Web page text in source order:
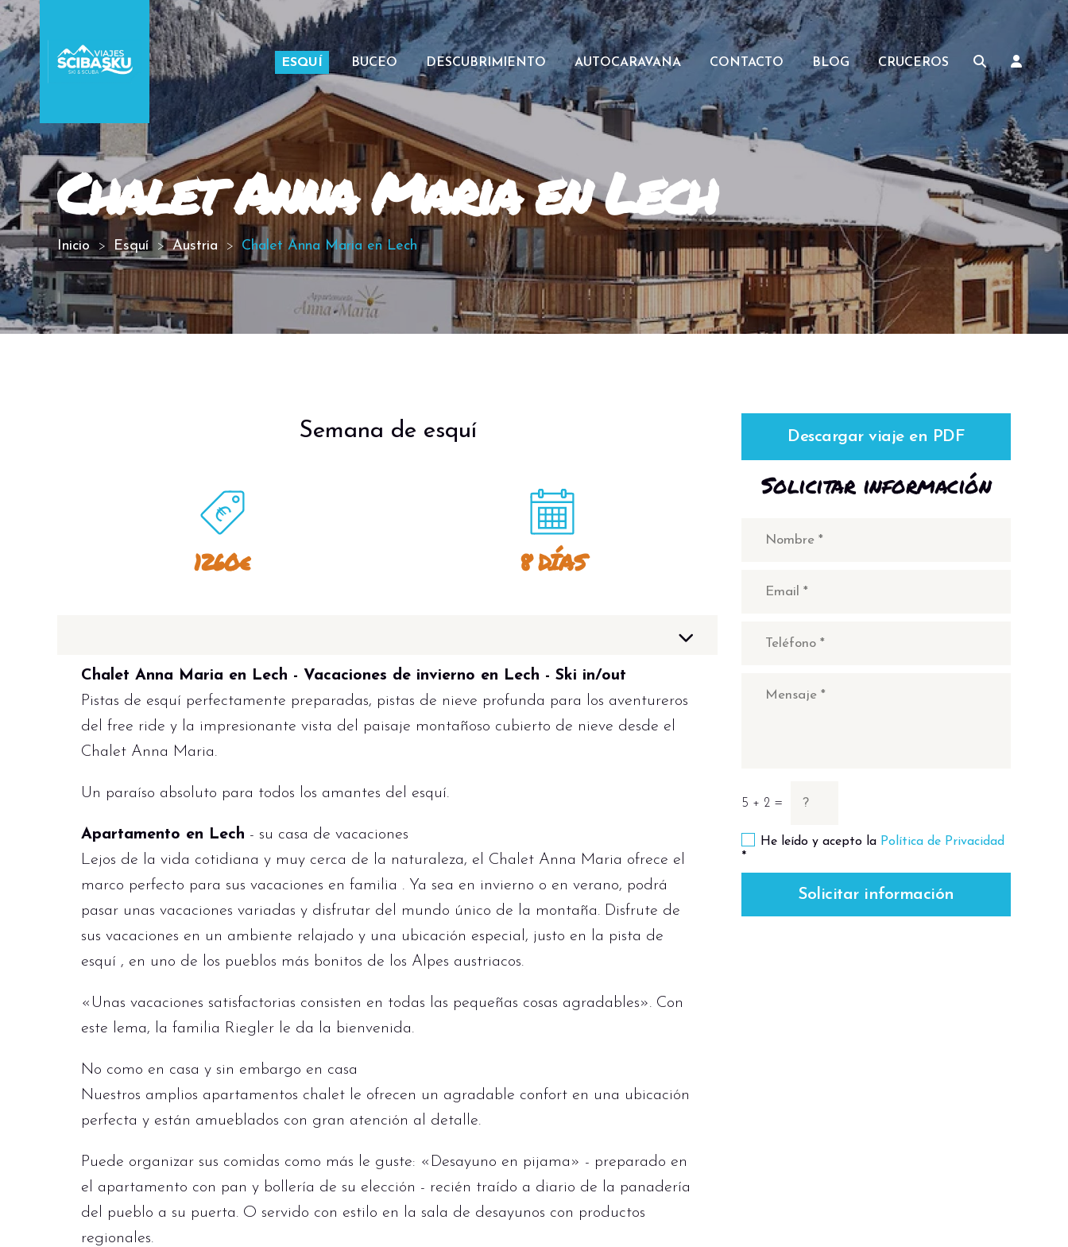
ESQUÍ BUCEO DESCUBRIMIENTO AUTOCARAVANA CONTACTO BLOG CRUCEROS
Chalet Anna Maria en Lech
Inicio Esquí Austria Chalet Anna Maria en Lech
Semana de esquí
1260€ 8 DÍAS
Chalet Anna Maria en Lech - Vacaciones de invierno en Lech - Ski in/out
Pistas de esquí perfectamente preparadas, pistas de nieve profunda para los aventureros
del free ride y la impresionante vista del paisaje montañoso cubierto de nieve desde el
Chalet Anna Maria.
Un paraíso absoluto para todos los amantes del esquí.
Apartamento en Lech - su casa de vacaciones
Lejos de la vida cotidiana y muy cerca de la naturaleza, el Chalet Anna Maria ofrece el
marco perfecto para sus vacaciones en familia . Ya sea en invierno o en verano, podrá
pasar unas vacaciones variadas y disfrutar del mundo único de la montaña. Disfrute de
sus vacaciones en un ambiente relajado y una ubicación especial, justo en la pista de
esquí , en uno de los pueblos más bonitos de los Alpes austriacos.
«Unas vacaciones satisfactorias consisten en todas las pequeñas cosas agradables». Con
este lema, la familia Riegler le da la bienvenida.
No como en casa y sin embargo en casa
Nuestros amplios apartamentos chalet le ofrecen un agradable confort en una ubicación
perfecta y están amueblados con gran atención al detalle.
Puede organizar sus comidas como más le guste: «Desayuno en pijama» - preparado en
el apartamento con pan y bollería de su elección - recién traído a diario de la panadería
del pueblo a su puerta. O servido con estilo en la sala de desayunos con productos
regionales.
Descargar viaje en PDF
Solicitar información
5 + 2 =
He leído y acepto la Política de Privacidad
*
Solicitar información